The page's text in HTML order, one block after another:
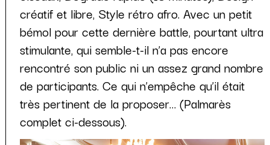
créatif et libre, Style rétro afro. Avec un petit
bémol pour cette dernière battle, pourtant ultra
stimulante, qui semble-t-il n’a pas encore
rencontré son public ni un assez grand nombre
de participants. Ce qui n’empêche qu’il était
très pertinent de la proposer… (Palmarès
complet ci-dessous).